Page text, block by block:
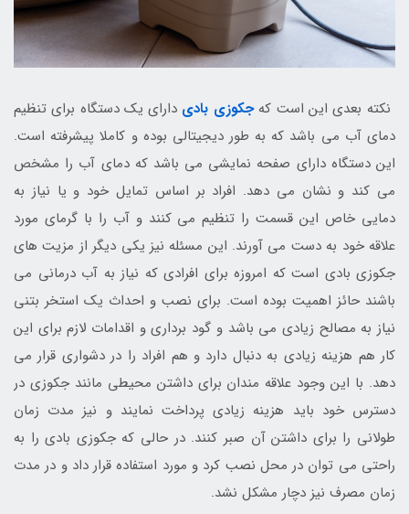
نکته بعدی این است کهجکوزی بادی دارای یک دستگاه برای تنظیم
دمای آب می باشد که به طور دیجیتالی بوده و کاملا پیشرفته است.
این دستگاه دارای صفحه نمایشی می باشد که دمای آب را مشخص
می کند و نشان می دهد. افراد بر اساس تمایل خود و یا نیاز به
دمایی خاص این قسمت را تنظیم می کنند و آب را با گرمای مورد
علاقه خود به دست می آورند. این مسئله نیز یکی دیگر از مزیت های
جکوزی بادی است که امروزه برای افرادی که نیاز به آب درمانی می
باشند حائز اهمیت بوده است. برای نصب و احداث یک استخر بتنی
نیاز به مصالح زیادی می باشد و گود برداری و اقدامات لازم برای این
کار هم هزینه زیادی به دنبال دارد و هم افراد را در دشواری قرار می
دهد. با این وجود علاقه مندان برای داشتن محیطی مانند جکوزی در
دسترس خود باید هزینه زیادی پرداخت نمایند و نیز مدت زمان
طولانی را برای داشتن آن صبر کنند. در حالی که جکوزی بادی را به
راحتی می توان در محل نصب کرد و مورد استفاده قرار داد و در مدت
زمان مصرف نیز دچار مشکل نشد.